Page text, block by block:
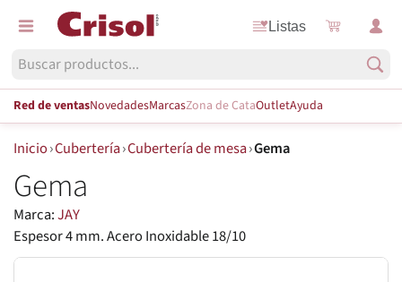
Listas
Red de ventasNovedadesMarcasZona de CataOutletAyuda
Inicio›Cubertería›Cubertería de mesa›Gema
Gema
Marca:JAY
Espesor 4 mm. Acero Inoxidable 18/10